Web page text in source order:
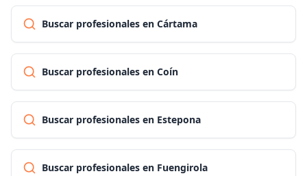
Buscar profesionales en Cártama
Buscar profesionales en Coín
Buscar profesionales en Estepona
Buscar profesionales en Fuengirola